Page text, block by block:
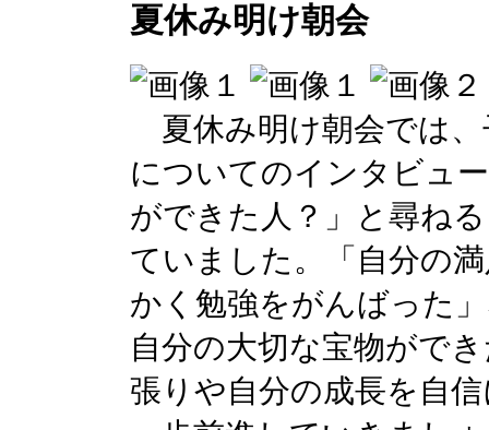
夏休み明け朝会
夏休み明け朝会では、
についてのインタビュ
ができた人？」と尋ね
ていました。「自分の
かく勉強をがんばった
自分の大切な宝物がで
張りや自分の成長を自